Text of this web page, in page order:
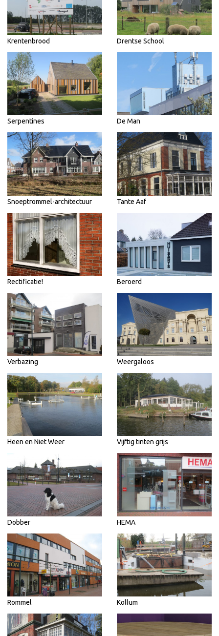
Krentenbrood Drentse School
Serpentines De Man
Snoeptrommel-architectuur Tante Aaf
Rectificatie! Beroerd
Verbazing Weergaloos
Heen en Niet Weer Vijftig tinten grijs
Dobber HEMA
Rommel Kollum